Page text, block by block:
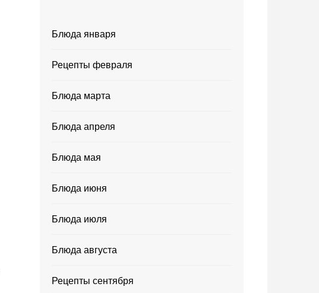
Блюда января
Рецепты февраля
Блюда марта
Блюда апреля
Блюда мая
Блюда июня
Блюда июля
Блюда августа
Рецепты сентября